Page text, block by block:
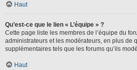
Haut
Qu’est-ce que le lien « L’équipe » ?
Cette page liste les membres de l’équipe du
administrateurs et les modérateurs, en plus de
supplémentaires tels que les forums qu’ils
Haut